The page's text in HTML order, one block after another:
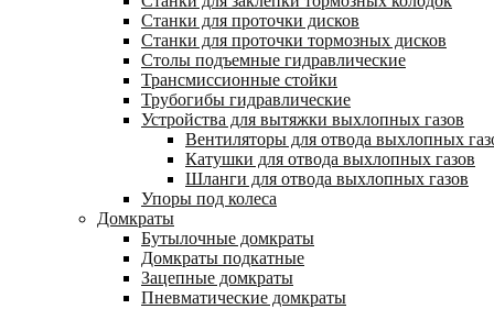
Станки для проточки дисков
Станки для проточки тормозных дисков
Столы подъемные гидравлические
Трансмиссионные стойки
Трубогибы гидравлические
Устройства для вытяжки выхлопных газов
Вентиляторы для отвода выхлопных
Катушки для отвода выхлопных газов
Шланги для отвода выхлопных газов
Упоры под колеса
Домкраты
Бутылочные домкраты
Домкраты подкатные
Зацепные домкраты
Пневматические домкраты